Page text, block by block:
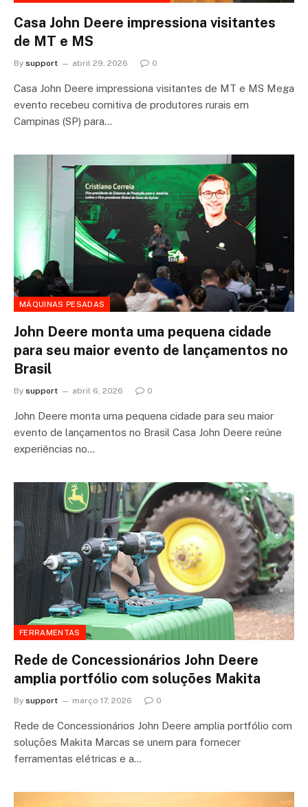
Casa John Deere impressiona visitantes
de MT e MS
By support abril 29, 2026 0
Casa John Deere impressiona visitantes de MT e MS Mega
evento recebeu comitiva de produtores rurais em
Campinas (SP) para…
MÁQUINAS PESADAS
John Deere monta uma pequena cidade
para seu maior evento de lançamentos no
Brasil
By support abril 6, 2026 0
John Deere monta uma pequena cidade para seu maior
evento de lançamentos no Brasil Casa John Deere reúne
experiências no…
FERRAMENTAS
Rede de Concessionários John Deere
amplia portfólio com soluções Makita
By support março 17, 2026 0
Rede de Concessionários John Deere amplia portfólio com
soluções Makita Marcas se unem para fornecer
ferramentas elétricas e a…